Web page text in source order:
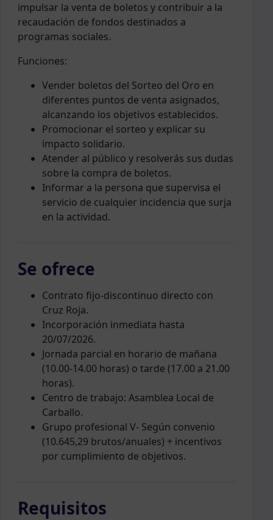
impulsar la venta de boletos y contribuir a la
recaudación de fondos destinados a
programas sociales.
Funciones:
Vender boletos del Sorteo del Oro en
diferentes puntos de venta asignados,
alcanzando los objetivos establecidos.
Promocionar el sorteo y explicar su
impacto solidario.
Atender al público y resolverás sus dudas
sobre la compra de boletos.
Informar a la persona que supervisa el
servicio de cualquier incidencia que surja
en la actividad.
Se ofrece
Contrato fijo-discontinuo directo con
Cruz Roja.
Incorporación inmediata hasta
20/07/2026.
Jornada parcial en horario de mañana
(10.00-14.00 horas) o tarde (17.00 a 21.00
horas).
Centro de trabajo: Asamblea Local de
Carballo.
Grupo profesional V- Según convenio
(10.645,29 brutos/anuales) + incentivos
por cumplimiento de objetivos.
Requisitos